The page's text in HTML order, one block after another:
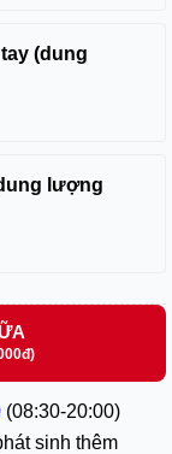
(dung
lượng
(08:30-20:00)
sinh thêm